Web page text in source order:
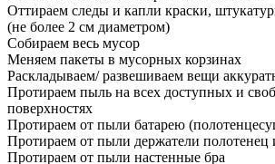
Оттираем следы и капли краски,
(не более 2 см диаметром)
Собираем весь мусор
Меняем пакеты в мусорных корзинах
Раскладываем/ развешиваем вещи
Протираем пыль на всех доступных и
поверхностях
Протираем от пыли батарею
Протираем от пыли держатели полотенец
Протираем от пыли настенные бра